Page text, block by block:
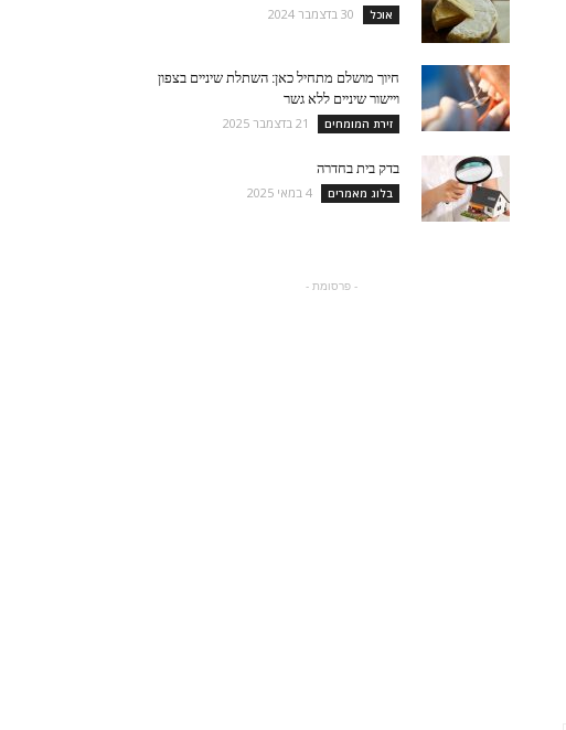
אוכל 30 בדצמבר 2024
חיוך מושלם מתחיל כאן: השתלת שיניים בצפון
ויישור שיניים ללא גשר
זירת המומחים 21 בדצמבר 2025
בדק בית בחדרה
בלוג מאמרים 4 במאי 2025
- פרסומת -